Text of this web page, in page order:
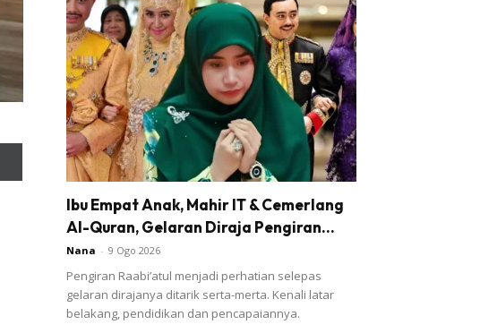
Ibu Empat Anak, Mahir IT & Cemerlang
Al-Quran, Gelaran Diraja Pengiran...
Nana - 9 Ogo 2026
Pengiran Raabi’atul menjadi perhatian selepas
gelaran dirajanya ditarik serta-merta. Kenali latar
belakang, pendidikan dan pencapaiannya.